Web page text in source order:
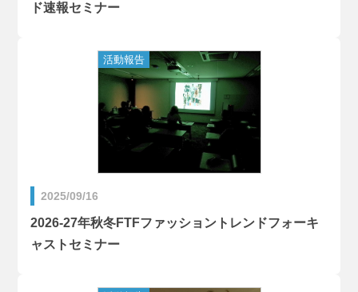
ド速報セミナー
2025/09/16
2026-27年秋冬FTFファッショントレンドフォーキ
ャストセミナー